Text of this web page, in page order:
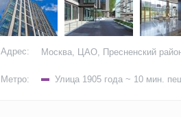
Адрес: Москва, ЦАО, Пресненский
Метро: Улица 1905 года ~ 10 мин.